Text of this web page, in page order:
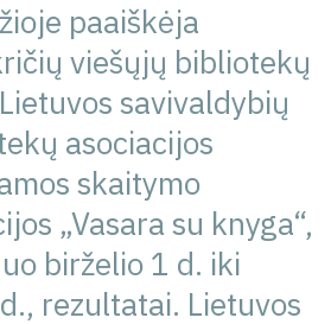
paaiškėja
viešųjų bibliotekų
savivaldybių
asociacijos
skaitymo
„Vasara su knyga“,
birželio 1 d. iki
rezultatai. Lietuvos